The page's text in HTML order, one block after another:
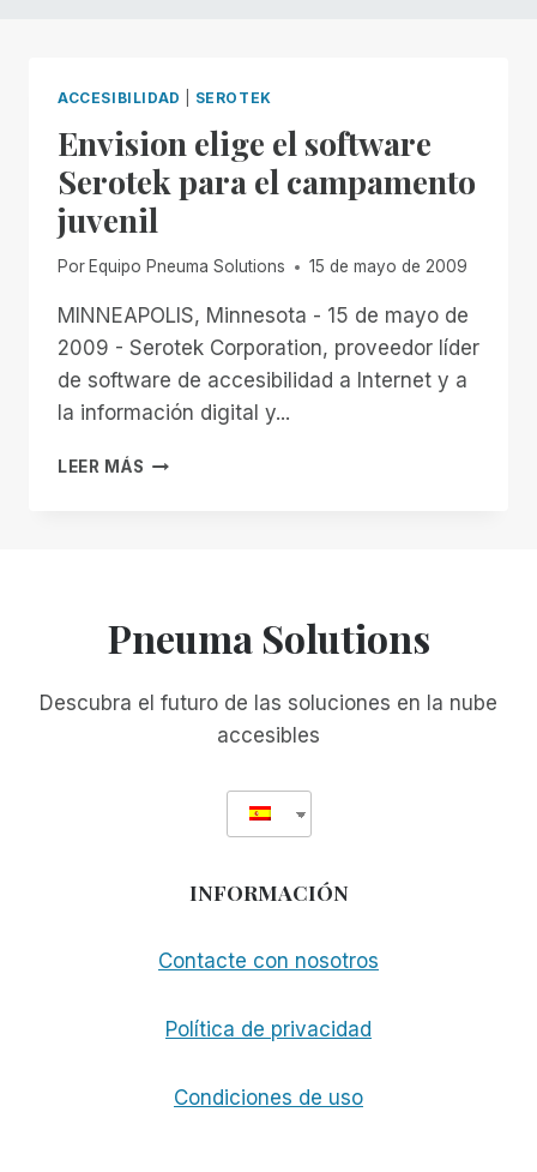
ACCESIBILIDAD SEROTEK
Envision elige el software
Serotek para el campamento
juvenil
Por Equipo Pneuma Solutions 15 de mayo de 2009
MINNEAPOLIS, Minnesota - 15 de mayo de
2009 - Serotek Corporation, proveedor líder
de software de accesibilidad a Internet y a
la información digital y...
LEER MÁS ENVISION
CAMPAMENTO
Pneuma Solutions
Descubra el futuro de las soluciones en la nube
accesibles
INFORMACIÓN
Contacte con nosotros
Política de privacidad
Condiciones de uso